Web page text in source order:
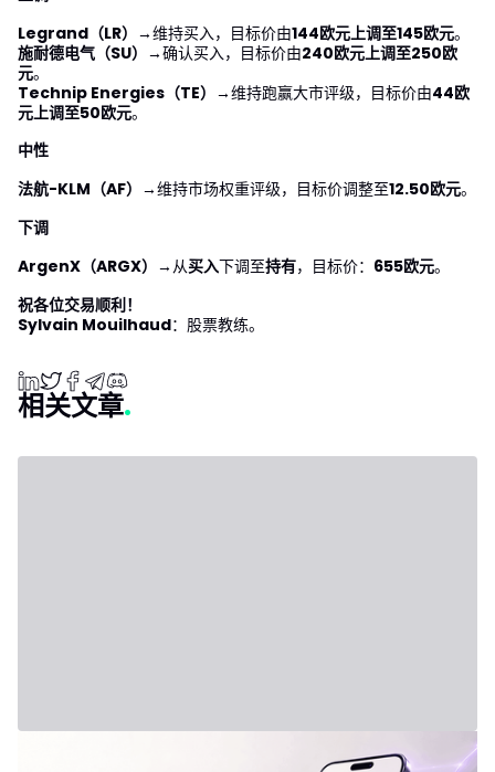
Legrand（LR） →维持买入，目标价由144欧元上调至145欧元。
施耐德电气（SU） →确认买入，目标价由240欧元上调至250欧
元。
Technip Energies（TE） →维持跑赢大市评级，目标价由44欧
元上调至50欧元。
中性
法航-KLM（AF） →维持市场权重评级，目标价调整至12.50欧元。
下调
ArgenX（ARGX） →从买入下调至持有，目标价： 655欧元。
祝各位交易顺利！
Sylvain Mouilhaud：股票教练。
相关文章